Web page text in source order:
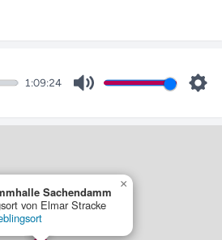
1:09:24
Mute
Sachendamm
von Elmar Stracke
×